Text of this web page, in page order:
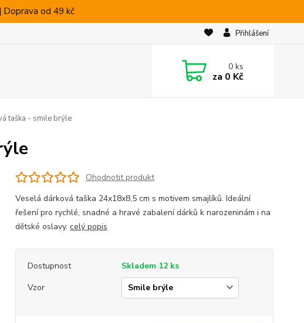
Doprava od 49 kč
Přihlášení
0ks
za 0 Kč
taška - smile brýle
Ohodnotit produkt
Veselá dárková taška 24x18x8,5 cm s motivem smajlíků. Ideální
řešení pro rychlé, snadné a hravé zabalení dárků k narozeninám i na
dětské oslavy. celý popis
Dostupnost
Skladem 12 ks
Vzor